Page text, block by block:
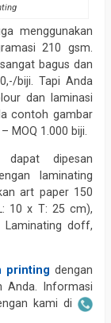
menggunakan
210 gsm.
bagus dan
biji. Tapi Anda
dan laminasi
contoh gambar
– MOQ 1.000 biji.
dipesan
laminating
art paper 150
10 x T: 25 cm),
Laminating doff,
printing dengan
Anda. Informasi
kami di